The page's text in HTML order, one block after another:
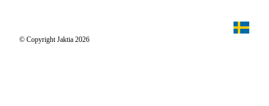
Jägaren© Copyright Jaktia 2026